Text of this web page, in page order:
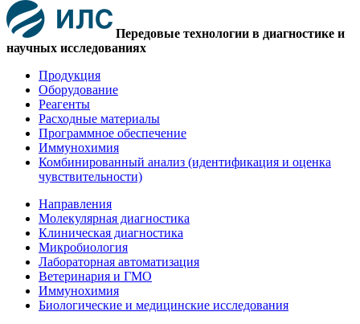
Передовые технологии в диагностике и
научных исследованиях
Продукция
Оборудование
Реагенты
Расходные материалы
Программное обеспечение
Иммунохимия
Комбинированный анализ (идентификация и оценка
чувствительности)
Направления
Молекулярная диагностика
Клиническая диагностика
Микробиология
Лабораторная автоматизация
Ветеринария и ГМО
Иммунохимия
Биологические и медицинские исследования